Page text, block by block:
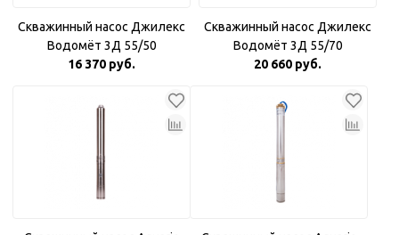
Скважинный насос Джилекс
Водомёт 3Д 55/50
16 370 руб.
Скважинный насос Джилекс
Водомёт 3Д 55/70
20 660 руб.